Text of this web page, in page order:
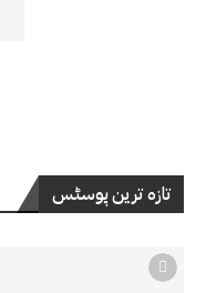
تازہ ترین پوسٹس